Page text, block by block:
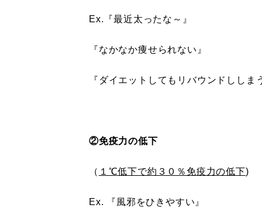
Ex.『最近太ったな～』
『なかなか痩せられない』
『ダイエットしてもリバウンドししま
②免疫力の低下
（ １℃低下で約３０％免疫力の低下)
Ex. 『風邪をひきやすい』